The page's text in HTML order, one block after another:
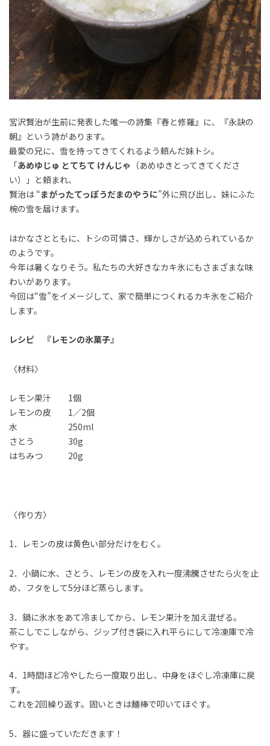
宮沢賢治が生前に発表した唯一の詩集『春と修羅』に、『永訣の
朝』という詩があります。
最愛の兄に、雪を持ってきてくれるよう頼んだ妹トシ。
「あめゆじゅ とてちて けんじゃ （あめゆきとってきてくださ
い）」と頼まれ、
賢治は “まがったてっぽうだまのやうに”外に飛び出し、妹にふた
椀の雪を届けます。
はかなさとともに、トシの可憐さ、輝かしさが込められているか
のようです。
今年は暑くなりそう。私たちの大好きなカキ氷にもさまざまな味
わいがあります。
今回は“雪”をイメージして、家で簡単につくれるカキ氷をご紹介
します。
レシピ 『レモンの氷菓子』
〈材料〉
レモン果汁 1個
レモンの皮 1／2個
水 250ml
さとう 30g
はちみつ 20g
〈作り方〉
1．レモンの皮は黄色い部分だけをむく。
2．小鍋に水、さとう、レモンの皮を入れ一度沸騰させたら火を止
め、フタをして5分ほど蒸らします。
3．鍋に氷水をあて冷ましてから、レモン果汁を加え混ぜる。
茶こしでこしながら、ジップ付き袋に入れ平らにして冷凍庫で冷
やす。
4．1時間ほど冷やしたら一度取り出し、中身をほぐし冷凍庫に戻
す。
これを2回繰り返す。固いときは麺棒で叩いてほぐす。
5．器に盛っていただきます！